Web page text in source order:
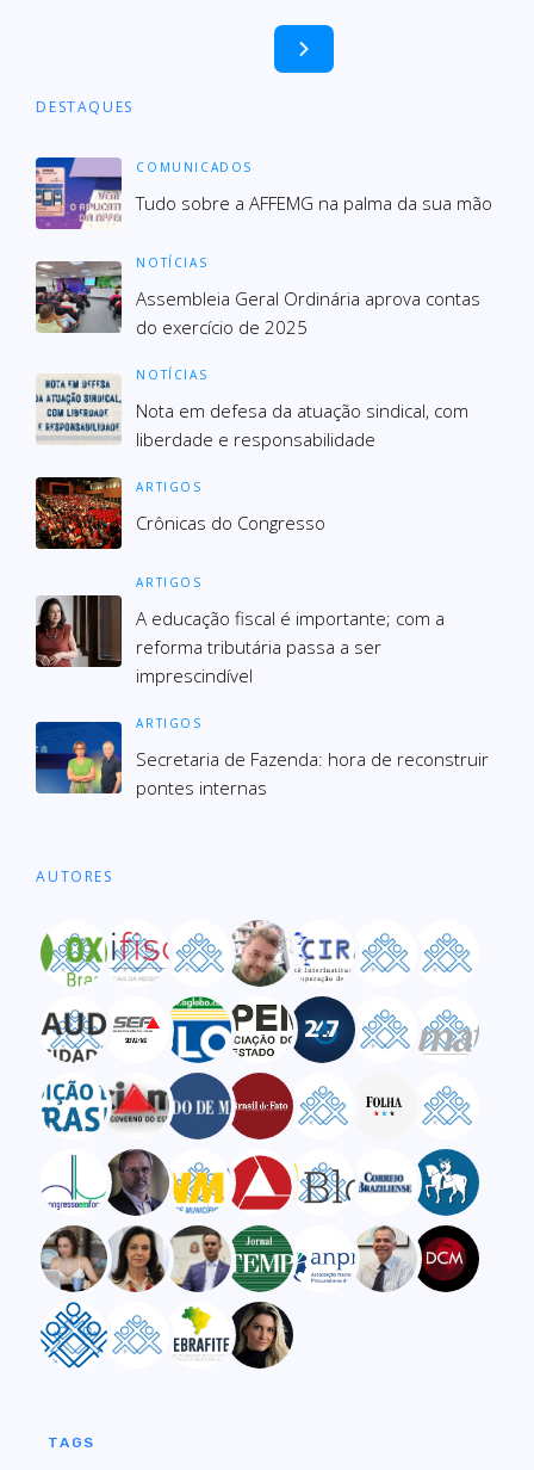
DESTAQUES
COMUNICADOS
Tudo sobre a AFFEMG na palma da sua mão
NOTÍCIAS
Assembleia Geral Ordinária aprova contas
do exercício de 2025
NOTÍCIAS
Nota em defesa da atuação sindical, com
liberdade e responsabilidade
ARTIGOS
Crônicas do Congresso
ARTIGOS
A educação fiscal é importante; com a
reforma tributária passa a ser
imprescindível
ARTIGOS
Secre­ta­ria de Fazenda: hora de recons­truir
pon­tes inter­nas
AUTORES
TAGS